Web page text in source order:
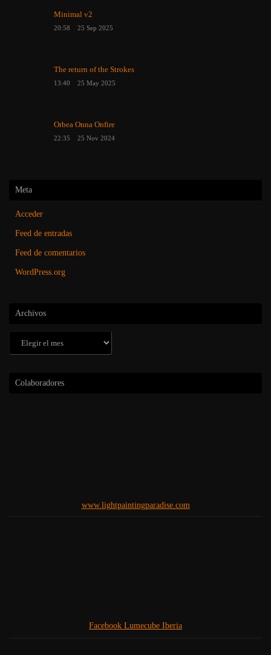
Minimal v2
20:58 25 Sep 2025
The return of the Strokes
13:40 25 May 2025
Orbea Onna Onfire
22:35 25 Nov 2024
Meta
Acceder
Feed de entradas
Feed de comentarios
WordPress.org
Archivos
Colaboradores
www.lightpaintingparadise.com
Facebook Lumecube Iberia